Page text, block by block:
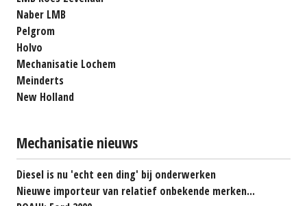
Naber LMB
Pelgrom
Holvo
Mechanisatie Lochem
Meinderts
New Holland
Mechanisatie nieuws
Diesel is nu 'echt een ding' bij onderwerken
Nieuwe importeur van relatief onbekende merken...